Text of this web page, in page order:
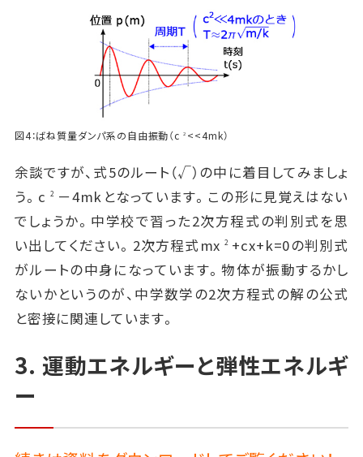
図4：ばね質量ダンパ系の自由振動（c 2 <<4mk）
余談ですが、式5のルート（√）の中に着目してみましょ
う。c2 －4mkとなっています。この形に見覚えはない
でしょうか。中学校で習った2次方程式の判別式を思
い出してください。2次方程式mx2 +cx+k=0の判別式
がルートの中身になっています。物体が振動するかし
ないかというのが、中学数学の2次方程式の解の公式
と密接に関連しています。
3. 運動エネルギーと弾性エネルギ
ー